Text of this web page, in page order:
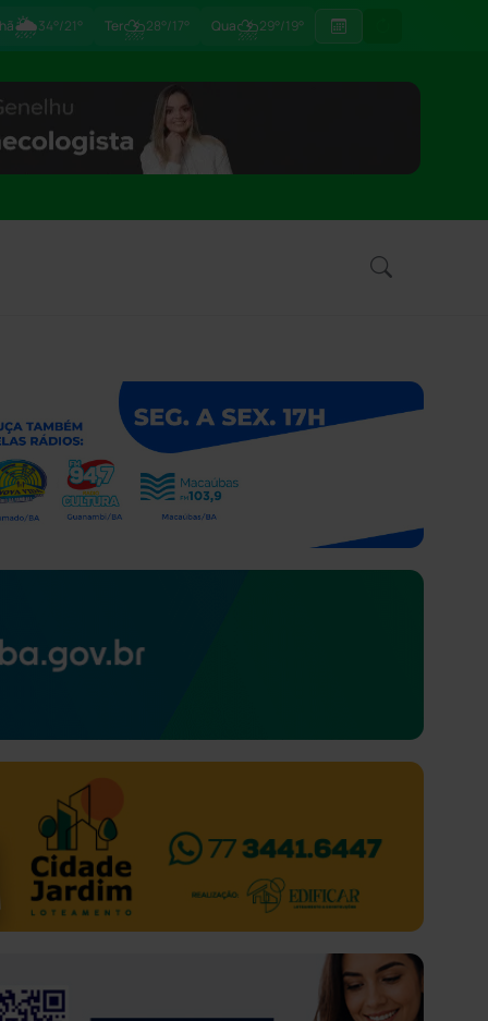
🌦34°/21° Ter⛈28°/17° Qua⛈29°/19°